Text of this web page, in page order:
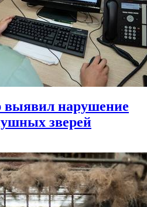
выявил нарушение
зверей